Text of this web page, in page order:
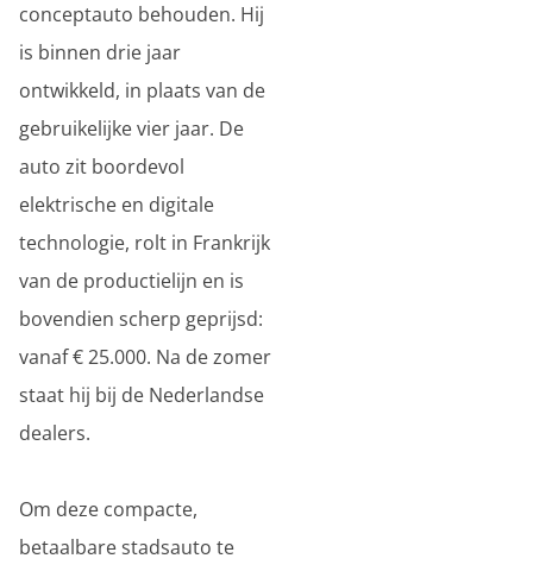
conceptauto behouden. Hij
is binnen drie jaar
ontwikkeld, in plaats van de
gebruikelijke vier jaar. De
auto zit boordevol
elektrische en digitale
technologie, rolt in Frankrijk
van de productielijn en is
bovendien scherp geprijsd:
vanaf € 25.000. Na de zomer
staat hij bij de Nederlandse
dealers.
Om deze compacte,
betaalbare stadsauto te